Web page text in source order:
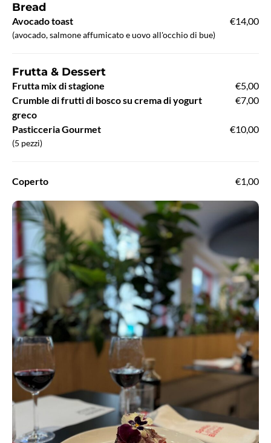
Bread
Avocado toast €14,00
(avocado, salmone affumicato e uovo all'occhio di bue)
Frutta & Dessert
Frutta mix di stagione
€5,00
Crumble di frutti di bosco su crema di yogurt
greco
€7,00
Pasticceria Gourmet €10,00
(5 pezzi)
Coperto €1,00